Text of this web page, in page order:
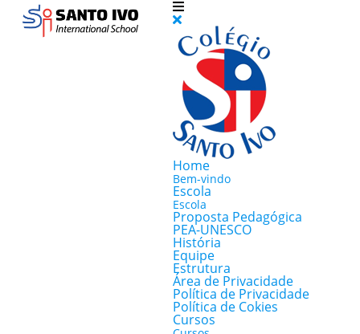
Home
Bem-vindo
Escola
Escola
Proposta Pedagógica
PEA-UNESCO
História
Equipe
Estrutura
Área de Privacidade
Política de Privacidade
Política de Cokies
Cursos